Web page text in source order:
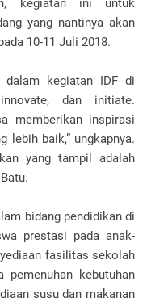
kegiatan ini untuk
yang nantinya akan
10-11 Juli 2018.
dalam kegiatan IDF di
dan initiate.
memberikan inspirasi
lebih baik,” ungkapnya.
yang tampil adalah
bidang pendidikan di
prestasi pada anak-
fasilitas sekolah
pemenuhan kebutuhan
susu dan makanan